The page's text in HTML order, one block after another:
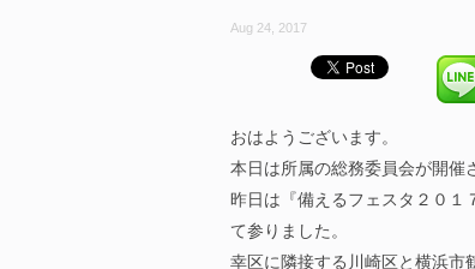
Aug 24, 2017
おはようございます。
本日は所属の総務委員会が開催
昨日は『備えるフェスタ２０１
て参りました。
幸区に隣接する川崎区と横浜市